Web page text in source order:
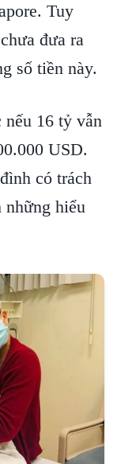
Tuy
đưa ra
số tiền này.
16 tỷ vẫn
USD.
có trách
những hiểu